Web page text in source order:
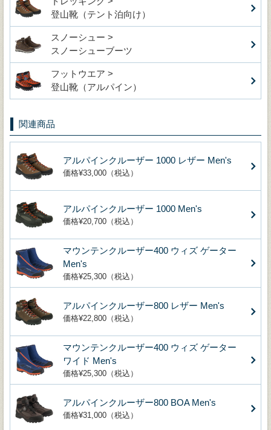
登山靴（テント泊向け）
スノーシュー >
スノーシューブーツ
フットウエア >
登山靴（アルパイン）
関連商品
アルパインクルーザー 1000 レザー Men's
価格¥33,000（税込）
アルパインクルーザー 1000 Men's
価格¥20,700（税込）
マウンテンクルーザー400 ウィズ ゲーター
Men's
価格¥25,300（税込）
アルパインクルーザー800 レザー Men's
価格¥22,800（税込）
マウンテンクルーザー400 ウィズ ゲーター
ワイド Men's
価格¥25,300（税込）
アルパインクルーザー800 BOA Men's
価格¥31,000（税込）